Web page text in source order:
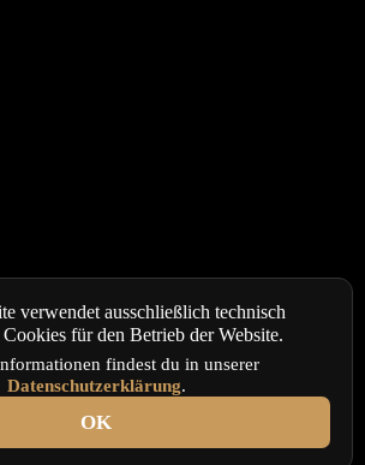
verwendet ausschließlich technisch
für den Betrieb der Website.
findest du in unserer
Datenschutzerklärung.
OK